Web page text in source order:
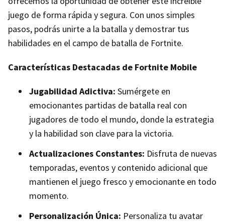
juego de forma rápida y segura. Con unos simples
pasos, podrás unirte a la batalla y demostrar tus
habilidades en el campo de batalla de Fortnite.
Características Destacadas de Fortnite Mobile
Jugabilidad Adictiva: Sumérgete en
emocionantes partidas de batalla real con
jugadores de todo el mundo, donde la estrategia
y la habilidad son clave para la victoria.
Actualizaciones Constantes: Disfruta de nuevas
temporadas, eventos y contenido adicional que
mantienen el juego fresco y emocionante en todo
momento.
Personalización Única: Personaliza tu avatar